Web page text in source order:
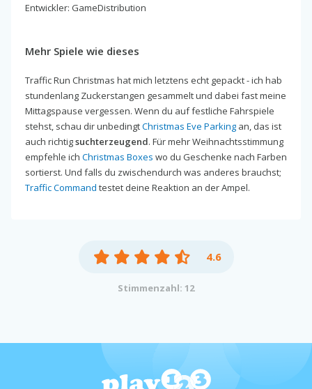
Entwickler: GameDistribution
Mehr Spiele wie dieses
Traffic Run Christmas hat mich letztens echt gepackt - ich hab
stundenlang Zuckerstangen gesammelt und dabei fast meine
Mittagspause vergessen. Wenn du auf festliche Fahrspiele
stehst, schau dir unbedingtChristmas Eve Parking an, das ist
auch richtigsuchterzeugend. Für mehr Weihnachtsstimmung
empfehle ich Christmas Boxes wo du Geschenke nach Farben
sortierst. Und falls du zwischendurch was anderes brauchst;
Traffic Command testet deine Reaktion an der Ampel.
4.6
Stimmenzahl: 12